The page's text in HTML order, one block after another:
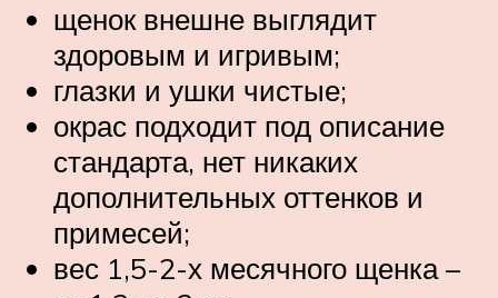
щенок внешне выглядит
здоровым и игривым;
глазки и ушки чистые;
окрас подходит под описание
стандарта, нет никаких
дополнительных оттенков и
примесей;
вес 1,5-2-х месячного щенка –